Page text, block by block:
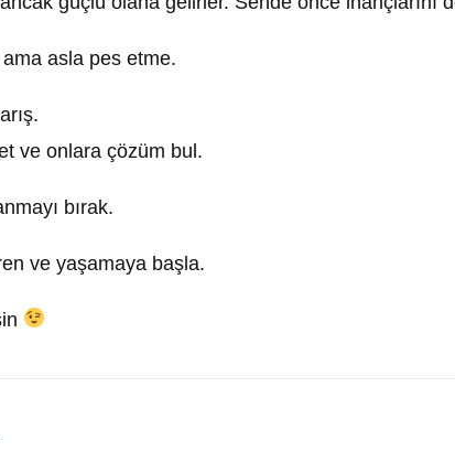
asla pes etme.
ve onlara çözüm bul.
bırak.
ve yaşamaya başla.